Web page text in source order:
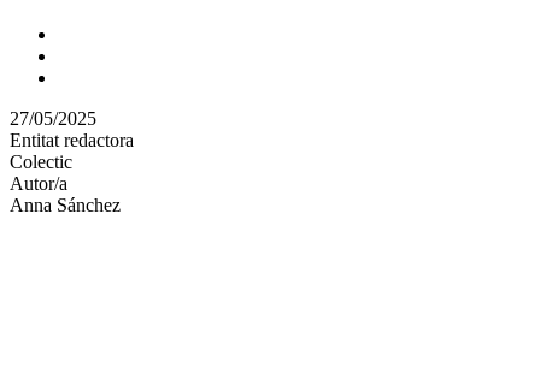
Comparteix
altres
xarxes
socials
27/05/2025
Entitat redactora
Colectic
Autor/a
Anna Sánchez